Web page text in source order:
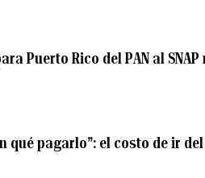
Puerto Rico del PAN al
qué pagarlo”: el costo de ir